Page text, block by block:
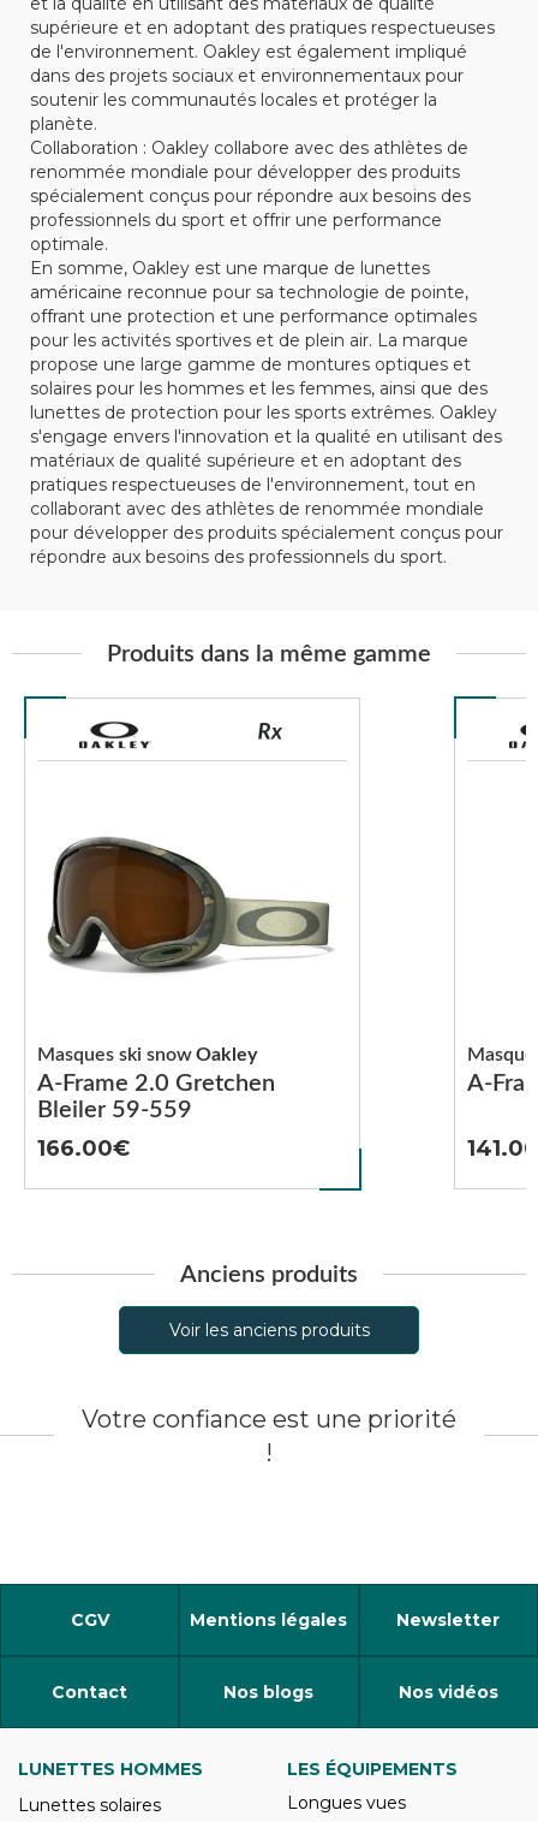
supérieure et en adoptant des pratiques respectueuses
de l'environnement. Oakley est également impliqué
dans des projets sociaux et environnementaux pour
soutenir les communautés locales et protéger la
planète.
Collaboration : Oakley collabore avec des athlètes de
renommée mondiale pour développer des produits
spécialement conçus pour répondre aux besoins des
professionnels du sport et offrir une performance
optimale.
En somme, Oakley est une marque de lunettes
américaine reconnue pour sa technologie de pointe,
offrant une protection et une performance optimales
pour les activités sportives et de plein air. La marque
propose une large gamme de montures optiques et
solaires pour les hommes et les femmes, ainsi que des
lunettes de protection pour les sports extrêmes. Oakley
s'engage envers l'innovation et la qualité en utilisant des
matériaux de qualité supérieure et en adoptant des
pratiques respectueuses de l'environnement, tout en
collaborant avec des athlètes de renommée mondiale
pour développer des produits spécialement conçus pour
répondre aux besoins des professionnels du sport.
Produits dans la même gamme
A-Frame 2.0 Gretchen
Bleiler 59-559
Masques ski snowOakley
166.00
A-
Anciens produits
Voir les anciens produits
Votre confiance est une priorité
!
CGV Mentions légales Newsletter
Contact Nos blogs Nos vidéos
LUNETTES HOMMES
Lunettes solaires
LES ÉQUIPEMENTS
Longues vues